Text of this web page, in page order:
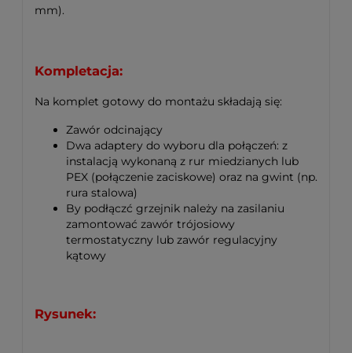
mm).
Kompletacja:
Na komplet gotowy do montażu składają się:
Zawór odcinający
Dwa adaptery do wyboru dla połączeń: z
instalacją wykonaną z rur miedzianych lub
PEX (połączenie zaciskowe) oraz na gwint (np.
rura stalowa)
By podłączć grzejnik należy na zasilaniu
zamontować zawór trójosiowy
termostatyczny lub zawór regulacyjny
kątowy
Rysunek: